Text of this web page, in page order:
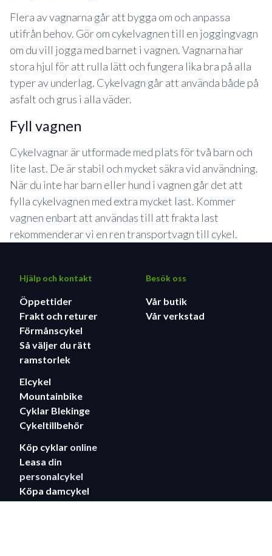
Flera av vagnarna går att bygga om och anpassa
utifrån behov. Gör om cykelvagnen till en joggingvagn
om du vill jogga med barnet i vagnen. Vagnarna har
stora hjul för att rulla lätt och fungera lika bra på alla
typer av underlag. Cykelvagn går att använda både på
asfalt och grus i alla väder.
fyll vagnen
Cykelvagnar är utformade med plats för två barn och
lite last. De är stabil och mycket säkra vid användning.
När du inte har barn eller hund i vagnen går det att
fylla cykelvagnen med extra mycket last. Kommer
vagnen enbart att användas till att frakta last
rekommenderar vi en ren transportvagn till cykel.
Hjälp och kontakt
Öppettider
Frakt och returer
Förmånscykel
Så väljer du rätt
ramstorlek
Elcykel
Mountainbike
Cyklar Blekinge
Cykeltillbehör
Köp cyklar online
Leasa din
personalcykel
Köpa damcykel
Kontakta oss
Besök oss
Vår butik
Vår verkstad